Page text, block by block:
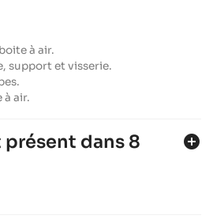
à air.
support et visserie.
à air.
dans 8
add_circle